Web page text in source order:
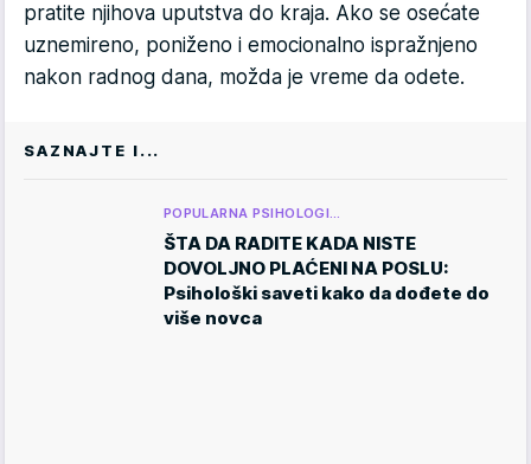
pratite njihova uputstva do kraja. Ako se osećate
uznemireno, poniženo i emocionalno ispražnjeno
nakon radnog dana, možda je vreme da odete.
SAZNAJTE I...
POPULARNA PSIHOLOGI…
ŠTA DA RADITE KADA NISTE
DOVOLJNO PLAĆENI NA POSLU:
Psihološki saveti kako da dođete do
više novca